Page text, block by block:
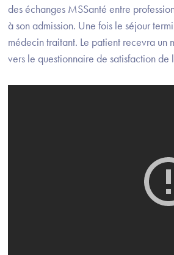
des échanges MSSanté entre
à son admission. Une fois le séjour
médecin traitant. Le patient recevra un
vers le questionnaire de satisfaction de